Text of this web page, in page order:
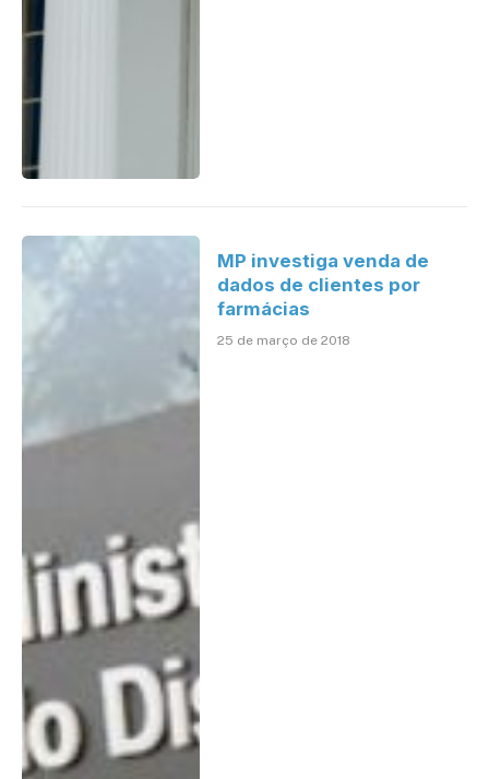
MP investiga venda de
dados de clientes por
farmácias
25 de março de 2018